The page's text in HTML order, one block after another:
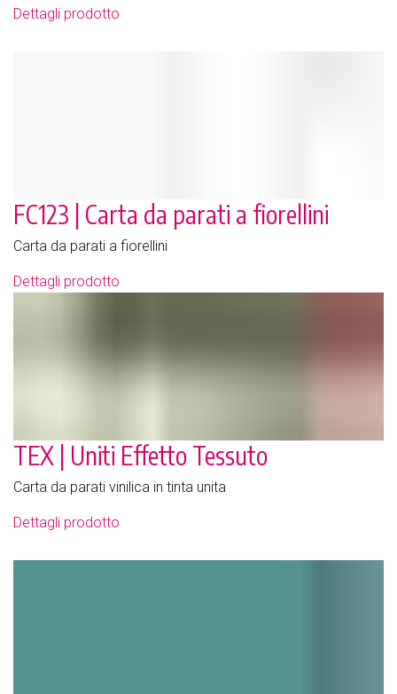
Dettagli prodotto
FC123 | Carta da parati a fiorellini
Carta da parati a fiorellini
Dettagli prodotto
TEX | Uniti Effetto Tessuto
Carta da parati vinilica in tinta unita
Dettagli prodotto